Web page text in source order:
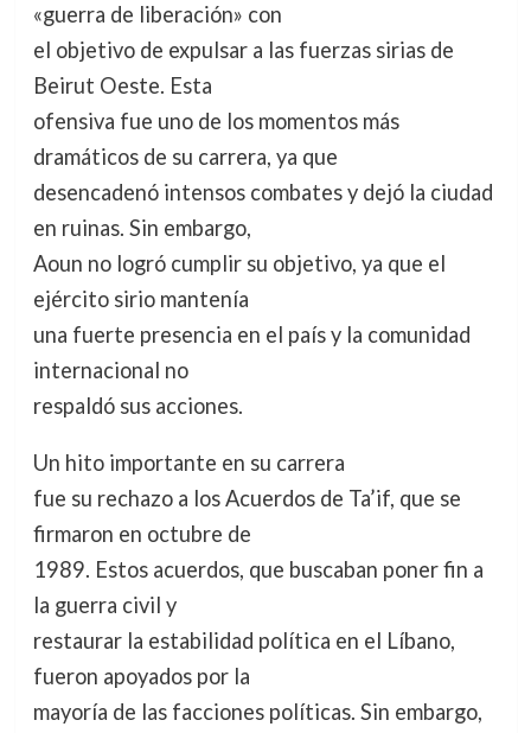
«guerra de liberación» con
el objetivo de expulsar a las fuerzas sirias de
Beirut Oeste. Esta
ofensiva fue uno de los momentos más
dramáticos de su carrera, ya que
desencadenó intensos combates y dejó la ciudad
en ruinas. Sin embargo,
Aoun no logró cumplir su objetivo, ya que el
ejército sirio mantenía
una fuerte presencia en el país y la comunidad
internacional no
respaldó sus acciones.
Un hito importante en su carrera
fue su rechazo a los Acuerdos de Ta’if, que se
firmaron en octubre de
1989. Estos acuerdos, que buscaban poner fin a
la guerra civil y
restaurar la estabilidad política en el Líbano,
fueron apoyados por la
mayoría de las facciones políticas. Sin embargo,